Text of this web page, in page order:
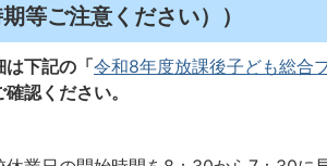
等ご注意ください））
は下記の「令和8年度放課後子ども総合
確認ください。